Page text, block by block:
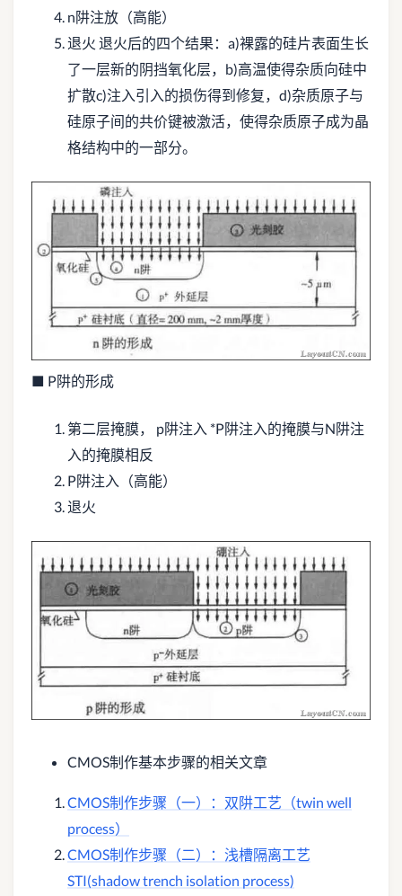
n阱注放（高能）
退火 退火后的四个结果：a)裸露的硅片表面生长
了一层新的阴挡氧化层，b)高温使得杂质向硅中
扩散c)注入引入的损伤得到修复，d)杂质原子与
硅原子间的共价键被激活，使得杂质原子成为晶
格结构中的一部分。
■ P阱的形成
第二层掩膜， p阱注入 *P阱注入的掩膜与N阱注
入的掩膜相反
P阱注入（高能）
退火
CMOS制作基本步骤的相关文章
CMOS制作步骤（一）：双阱工艺（twin well
process）
CMOS制作步骤（二）：浅槽隔离工艺
STI(shadow trench isolation process)